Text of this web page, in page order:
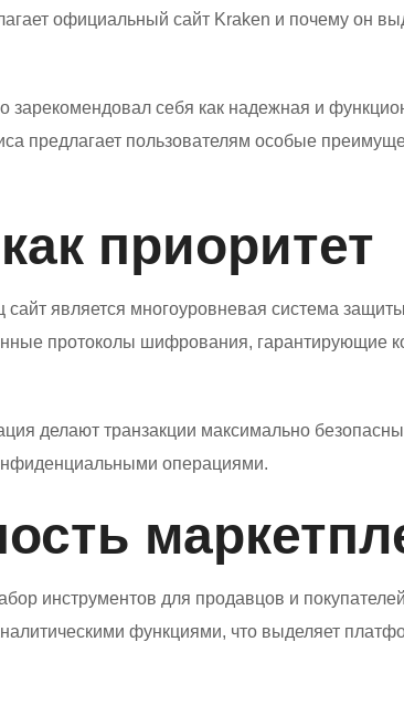
официальный сайт Kraken и почему он
себя как надежная и
предлагает пользователям особые
приоритет
является многоуровневая система
протоколы шифрования, гарантирующие
делают транзакции максимально
операциями.
инструментов для продавцов и
функциями, что выделяет